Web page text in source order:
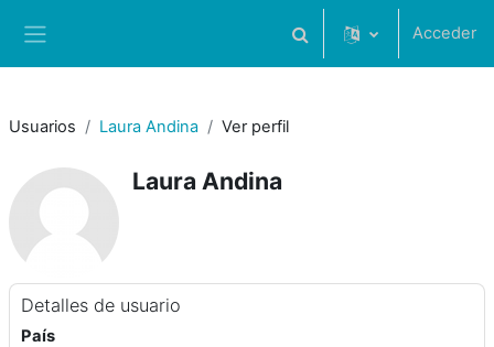
Selector de búsqueda de
Acceder
Usuarios Laura Andina Ver perfil
Laura Andina
Detalles de usuario
País